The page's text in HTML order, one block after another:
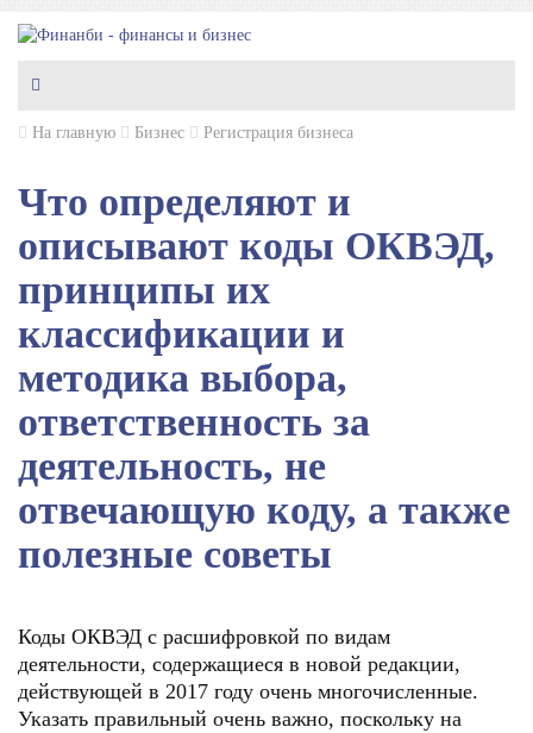
На главную Бизнес Регистрация бизнеса
Что определяют и
описывают коды ОКВЭД,
принципы их
классификации и
методика выбора,
ответственность за
деятельность, не
отвечающую коду, а также
полезные советы
Коды ОКВЭД с расшифровкой по видам
деятельности, содержащиеся в новой редакции,
действующей в 2017 году очень многочисленные.
Указать правильный очень важно, поскольку на